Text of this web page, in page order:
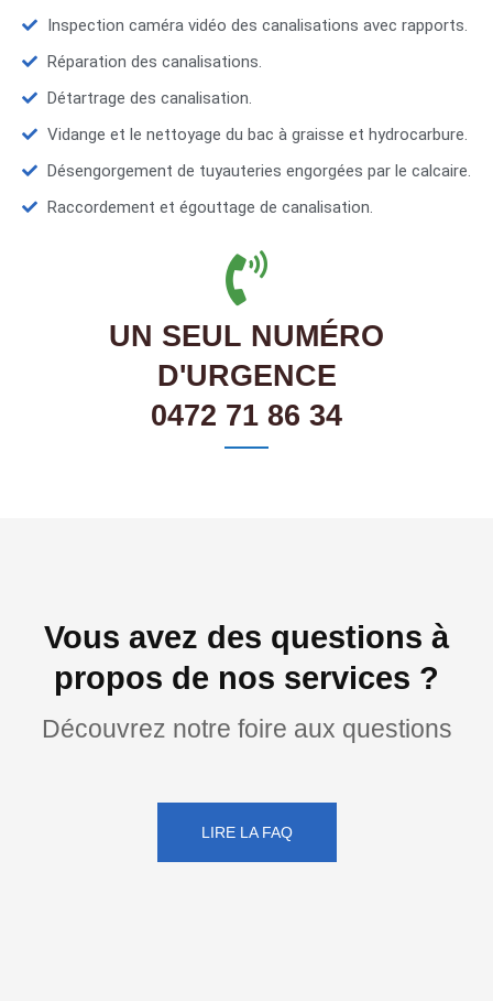
Inspection caméra vidéo des canalisations avec rapports.
Réparation des canalisations.
Détartrage des canalisation.
Vidange et le nettoyage du bac à graisse et hydrocarbure.
Désengorgement de tuyauteries engorgées par le calcaire.
Raccordement et égouttage de canalisation.
UN SEUL NUMÉRO
D'URGENCE
0472 71 86 34
Vous avez des questions à
propos de nos services ?
Découvrez notre foire aux questions
LIRE LA FAQ